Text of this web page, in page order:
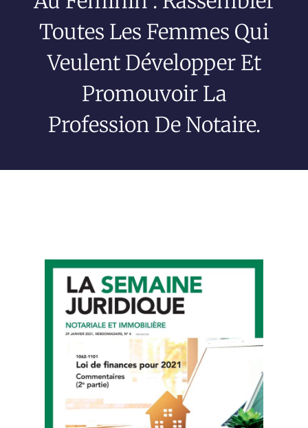
Toutes Les Femmes Qui
Veulent Développer Et
Promouvoir La
Profession De Notaire.